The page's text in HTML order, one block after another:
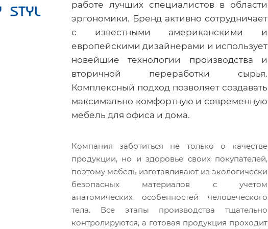
работе лучших специалистов в области
эргономики. Бренд активно сотрудничает
с известными американскими и
европейскими дизайнерами и использует
новейшие технологии производства и
вторичной переработки сырья.
Комплексный подход позволяет создавать
максимально комфортную и современную
мебель для офиса и дома.
Компания заботиться не только о качестве
продукции, но и здоровье своих покупателей,
поэтому мебель изготавливают из экологически
безопасных материалов с учетом
анатомических особенностей человеческого
тела. Все этапы производства тщательно
контролируются, а готовая продукция проходит